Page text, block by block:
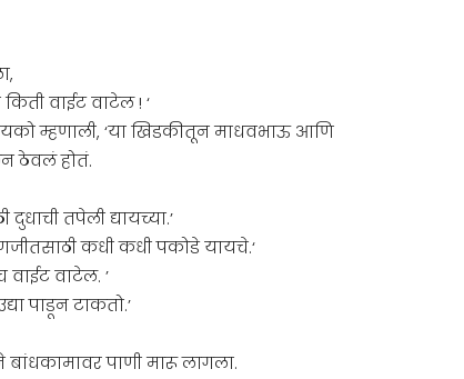
वाईट वाटेल ! ‘
म्हणाली, ‘या खिडकीतून माधवभाऊ आणि
ठेवलं होतं.
तपेली द्यायच्या.’
कधी कधी पकोडे यायचे.‘
वाईट वाटेल. ’
पाडून टाकतो.’
बांधकामावर पाणी मारू लागला.